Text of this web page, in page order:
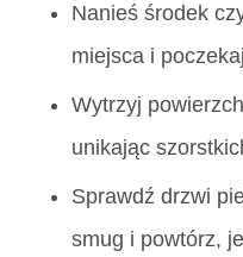
Nanieś środek
miejsca i
Wytrzyj
unikając
Sprawdź drzwi
smug i powtórz,